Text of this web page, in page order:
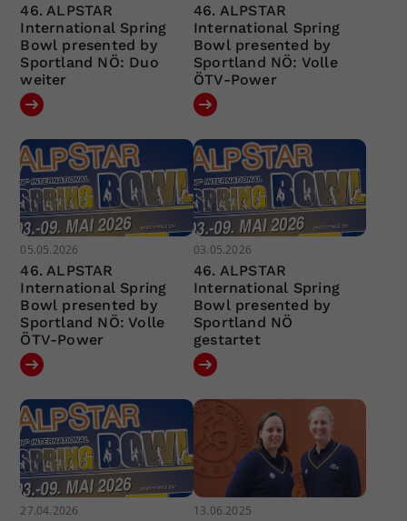
46. ALPSTAR
International Spring
Bowl presented by
Sportland NÖ: Duo
weiter
46. ALPSTAR
International Spring
Bowl presented by
Sportland NÖ: Volle
ÖTV-Power
05.05.2026
46. ALPSTAR
International Spring
Bowl presented by
Sportland NÖ: Volle
ÖTV-Power
03.05.2026
46. ALPSTAR
International Spring
Bowl presented by
Sportland NÖ
gestartet
27.04.2026 13.06.2025